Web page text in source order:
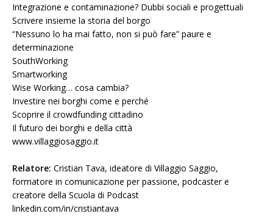
Integrazione e contaminazione? Dubbi sociali e progettuali
Scrivere insieme la storia del borgo
“Nessuno lo ha mai fatto, non si può fare” paure e
determinazione
SouthWorking
Smartworking
Wise Working… cosa cambia?
Investire nei borghi come e perché
Scoprire il crowdfunding cittadino
Il futuro dei borghi e della città
www.villaggiosaggio.it
Relatore: Cristian Tava, ideatore di Villaggio Saggio,
formatore in comunicazione per passione, podcaster e
creatore della Scuola di Podcast
linkedin.com/in/cristiantava